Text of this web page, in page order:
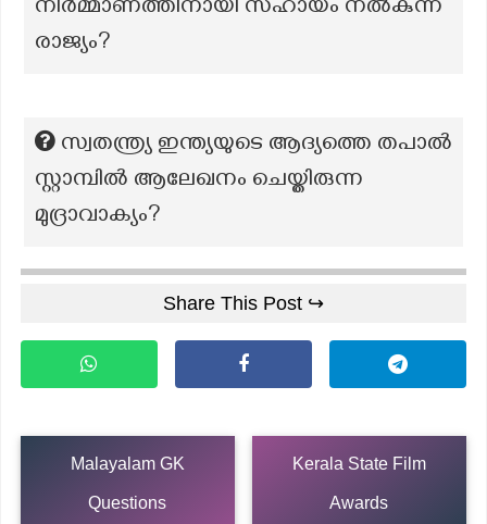
നിര്‍മ്മാണത്തിനായി സഹായം നല്‍കുന്ന
രാജ്യം?
സ്വതന്ത്ര്യ ഇന്ത്യയുടെ ആദ്യത്തെ തപാൽ
സ്റ്റാമ്പിൽ ആലേഖനം ചെയ്തിരുന്ന
മുദ്രാവാക്യം?
Share This Post ↪
Malayalam GK
Questions
Kerala State Film
Awards